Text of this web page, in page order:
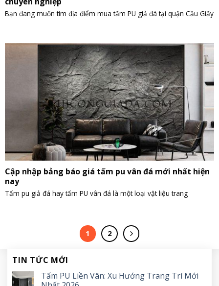
Bạn đang muốn tìm địa điểm mua tấm PU giả đá tại quận Cầu Giấy
Cập nhập bảng báo giá tấm pu vân đá mới nhất hiện
nay
Tấm pu giả đá hay tấm PU vân đá là một loại vật liệu trang
1 2
TIN TỨC MỚI
Tấm PU Liền Vân: Xu Hướng Trang Trí Mới